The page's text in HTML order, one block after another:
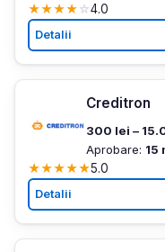
★★★★☆4.0
Detalii
Creditron
300 lei –
Aprobare: 15
★★★★★5.0
Detalii